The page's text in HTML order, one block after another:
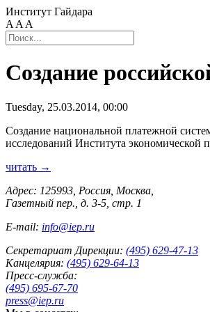
Институт Гайдара
A A A
Создание
Tuesday, 25.03.2014, 00:00
Создание национальной платежной
исследований Института
читать →
Адрес: 125993, Россия, Москва,
Газетный пер., д. 3-5, стр. 1
E-mail: info@iep.ru
Секретариат Дирекции: (495) 629-47-13
Канцелярия: (495) 629-64-13
Пресс-служба:
(495) 695-67-70
press@iep.ru